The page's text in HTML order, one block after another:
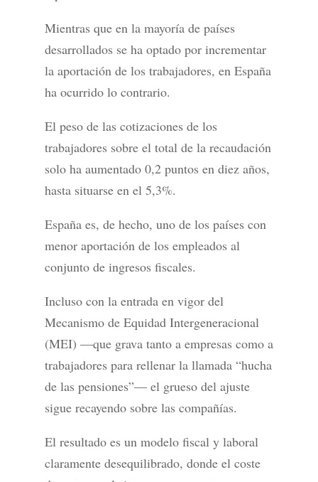
Mientras que en la mayoría de países
desarrollados se ha optado por incrementar
la aportación de los trabajadores, en España
ha ocurrido lo contrario.
El peso de las cotizaciones de los
trabajadores sobre el total de la recaudación
solo ha aumentado 0,2 puntos en diez años,
hasta situarse en el 5,3%.
España es, de hecho, uno de los países con
menor aportación de los empleados al
conjunto de ingresos fiscales.
Incluso con la entrada en vigor del
Mecanismo de Equidad Intergeneracional
(MEI) —que grava tanto a empresas como a
trabajadores para rellenar la llamada “hucha
de las pensiones”— el grueso del ajuste
sigue recayendo sobre las compañías.
El resultado es un modelo fiscal y laboral
claramente desequilibrado, donde el coste